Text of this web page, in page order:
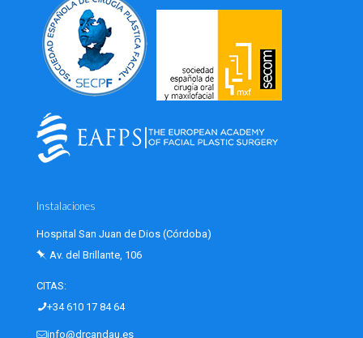
Instalaciones
Hospital San Juan de Dios (Córdoba)
Av. del Brillante, 106
CITAS:
+34 610 17 84 64‎
info@drcandau.es